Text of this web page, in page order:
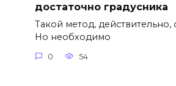
достаточно градусника
Такой метод, действительно,
Но необходимо
0 54